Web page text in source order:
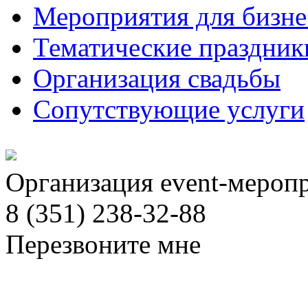
Мероприятия для
Тематические
Организация свадьбы
Сопутствующие услуги
Организация event-
8 (351) 238-32-88
Перезвоните мне